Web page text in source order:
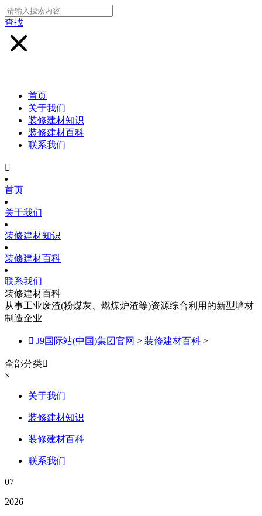
查找
首页
关于我们
装修建材知识
装修建材百科
联系我们

首页
关于我们
装修建材知识
装修建材百科
联系我们
装修建材百科
从事工业废渣(粉煤灰、燃煤炉渣等)资源综合利用的新型墙材
制造企业
 J9国际站(中国)集团官网 > 装修建材百科 >
全部分类
×
关于我们
装修建材知识
装修建材百科
联系我们
07
2026